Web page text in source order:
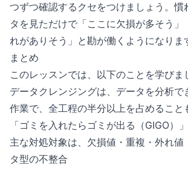
つずつ確認するクセをつけましょう。慣
タを見ただけで「ここに欠損が多そう」
れがありそう」と勘が働くようになりま
まとめ
このレッスンでは、以下のことを学びま
データクレンジングは、データを分析で
作業で、全工程の半分以上を占めること
「ゴミを入れたらゴミが出る（GIGO）
主な対処対象は、欠損値・重複・外れ値
タ型の不整合